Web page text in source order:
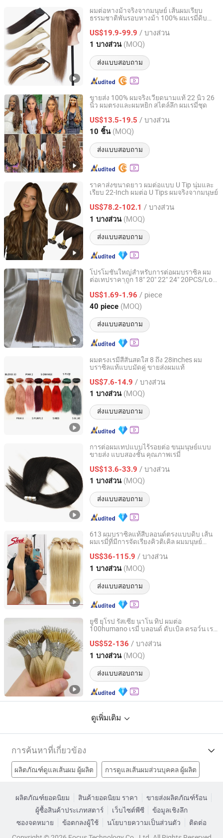
ผมต่อหางม้าจริงจากมนุษย์ เส้นผมเรียบ
ธรรมชาติพันรอบหางม้า 100% ผมเรมี่ดิบ
US$19.9-99.9 / บางส่วน
1 บางส่วน (MOQ)
ส่งแบบสอบถาม
Zhengzhou Lanshuo Beauty Co., Ltd.
Henan, China อัตราจาก 2025
ขายส่ง 100% ผมจริงเวียดนามแท้ 22 นิ้ว 26
นิ้ว ผมตรงและผมหยิก สไตล์ลึก ผมเรมี่ชุด
US$13.5-19.5 / บางส่วน
10 ชิ้น (MOQ)
ส่งแบบสอบถาม
Shenzhen D.H Electronic Technology Co., Ltd.
Guangdong, China อัตราจาก 2015
ราคาส่งขนาดยาว ผมต่อแบบ U Tip นุ่มและ
เรียบ 22-Inch ผมต่อ U Tips ผมจริงจากมนุษย์
US$78.2-102.1 / บางส่วน
1 บางส่วน (MOQ)
ส่งแบบสอบถาม
Henan Rebecca Hair Products Co.,Ltd
Henan, China อัตราจาก 2024
โปรโมชั่นใหญ่สำหรับการต่อผมบราซิล ผม
ต่อเทปราคาถูก 18" 20" 22" 24" 20PCS/Lot
US$1.69-1.96 / piece
40 piece (MOQ)
ส่งแบบสอบถาม
Xuchang BeautyHair Fashion Co., Ltd.
Henan, China อัตราจาก 2004
ผมตรงเรมี่สีสันสดใส 8 ถึง 28inches ผม
บราซิลแท้แบบมัดคู่ ขายส่งผมแท้
US$7.6-14.9 / บางส่วน
1 บางส่วน (MOQ)
ส่งแบบสอบถาม
Henan Rebecca Hair Products Co.,Ltd
Henan, China อัตราจาก 2024
การต่อผมเทปแบบไร้รอยต่อ ขนมนุษย์แบบ
ขายส่ง แบบสองชั้น คุณภาพเรมี่
US$13.6-33.9 / บางส่วน
1 บางส่วน (MOQ)
ส่งแบบสอบถาม
Xuchang BeautyHair Fashion Co., Ltd.
Henan, China อัตราจาก 2004
613 ผมบราซิลแท้สีบลอนด์ตรงแบบดิบ เส้น
ผมเรมี่ที่มีการจัดเรียงคิวติเคิล ผมมนุษย์
US$36-115.9 / บางส่วน
1 บางส่วน (MOQ)
ส่งแบบสอบถาม
Henan Rebecca Hair Products Co.,Ltd
Henan, China อัตราจาก 2024
ยูซี่ ยุโรป รัสเซีย นาโน ทิป ผมต่อ
100humano เรมี่ บลอนด์ ดับเบิล ดรอว์น เรมี่
US$52-136 / บางส่วน
1 บางส่วน (MOQ)
ส่งแบบสอบถาม
Juancheng Youzi Hair Products Co., LTD
Shandong, China อัตราจาก 2024
ดูเพิ่มเติม
การค้นหาที่เกี่ยวข้อง
ผลิตภัณฑ์ดูแลเส้นผม ผู้ผลิต การดูแลเส้นผมส่วนบุคคล ผู้ผลิต
เส้นผมมนุษย์โรงงาน เรมี่ผมมนุษย์โรงงาน
ผลิตภัณฑ์ยอดนิยม สินค้ายอดนิยม ราคา
ขายส่งผลิตภัณฑ์ร้อน
ผู้ซื้อสินค้าประเภทสตาร์
เว็บไซต์พีซี
ข้อมูลเชิงลึก
ซองจดหมาย
ข้อตกลงผู้ใช้ นโยบายความเป็นส่วนตัว
ติดต่อ